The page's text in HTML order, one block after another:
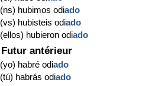
(ns) hubimos odiado
(vs) hubisteis odiado
(ellos) hubieron odiado
Futur antérieur
(yo) habré odiado
(tú) habrás odiado